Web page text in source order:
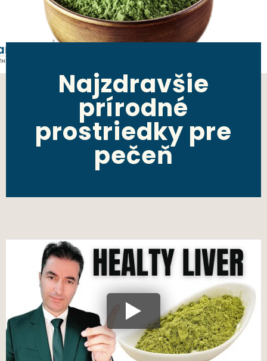
Najzdravšie
prírodné
prostriedky pre
pečeň